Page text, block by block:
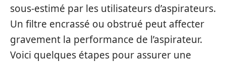
sous-estimé par les utilisateurs d’aspirateurs.
Un filtre encrassé ou obstrué peut affecter
gravement la performance de l’aspirateur.
Voici quelques étapes pour assurer une